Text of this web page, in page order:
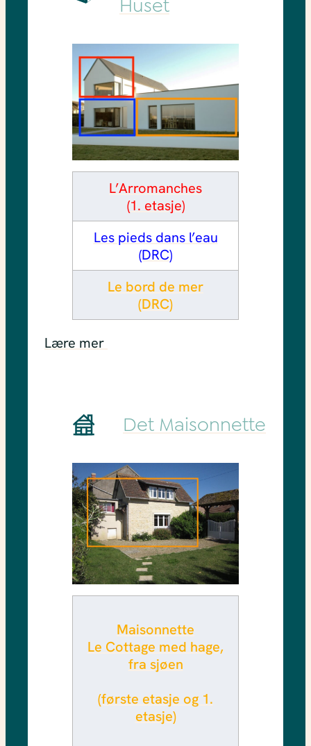
Huset
L’Arromanches
(1. etasje)
Les pieds dans l’eau
(DRC)
Le bord de mer
(DRC)
Lære mer
Det Maisonnette
Maisonnette
Le Cottage med hage,
fra sjøen
(første etasje og 1.
etasje)